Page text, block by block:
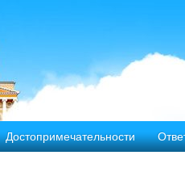
Достопримечательности